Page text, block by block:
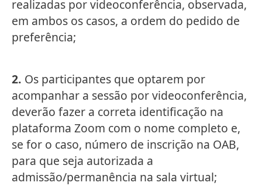
realizadas por videoconferência, observada,
em ambos os casos, a ordem do pedido de
preferência;
2. Os participantes que optarem por
acompanhar a sessão por videoconferência,
deverão fazer a correta identificação na
plataforma Zoom com o nome completo e,
se for o caso, número de inscrição na OAB,
para que seja autorizada a
admissão/permanência na sala virtual;